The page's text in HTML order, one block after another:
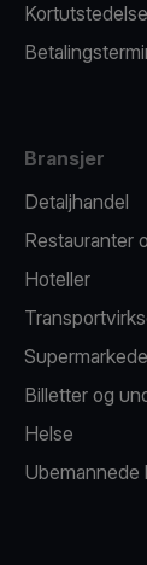
Kortutstedelse
Bransjer
Detaljhandel
Restauranter
Hoteller
Billetter og
Helse
Ubemannede